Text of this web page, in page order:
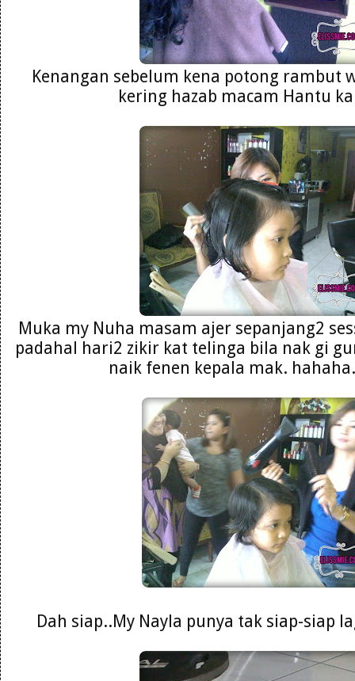
Kenangan sebelum kena potong rambut
kering hazab macam Hantu
Muka my Nuha masam ajer sepanjang2
padahal hari2 zikir kat telinga bila nak gi
naik fenen kepala mak.
Dah siap..My Nayla punya tak siap-siap